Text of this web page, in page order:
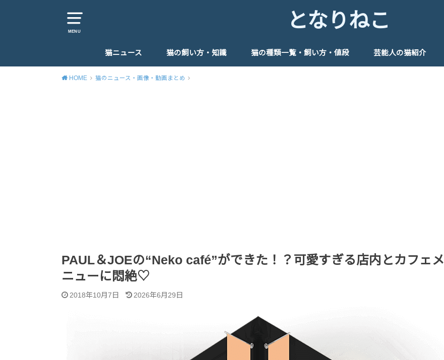
MENU となりねこ
猫ニュース
猫カフェ・猫スポット
猫イベント・猫グッズ
猫の飼い方・知識
猫のしつけ
猫の病気・体調管理
猫のエサ
猫を飼う時おすすめのグッズ♪
子猫の育て方
猫の種類一覧・飼い方・値段 芸能人の猫紹介
HOME 猫のニュース・画像・動画まとめ
PAUL＆JOEの“Neko café”ができた！？可愛すぎる店内とカフェメ
ニューに悶絶♡
2018年10月7日 2026年6月29日